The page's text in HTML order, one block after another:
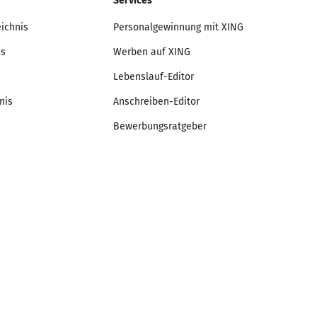
Personalgewinnung mit XING
Werben auf XING
Lebenslauf-Editor
Anschreiben-Editor
Bewerbungsratgeber